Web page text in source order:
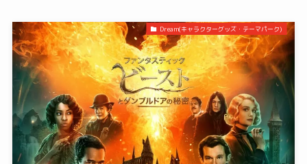
Dream(キャラクターグッズ・テーマパーク)